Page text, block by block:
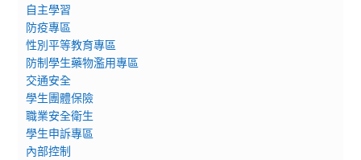
及
國
自主學習
防疫專區
性別平等教育專區
防制學生藥物濫用專區
交通安全
學生團體保險
職業安全衛生
學生申訴專區
內部控制